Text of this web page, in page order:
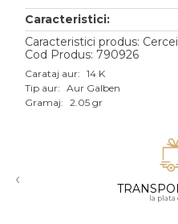
Aur alb
Aur roz
Aur mixt
18K
Caracteristici:
Caracteristici produs:
Cod Produs: 790926
Carataj aur: 14 K
Tip aur: Aur Galben
Gramaj: 2.05 gr
‹
la plata